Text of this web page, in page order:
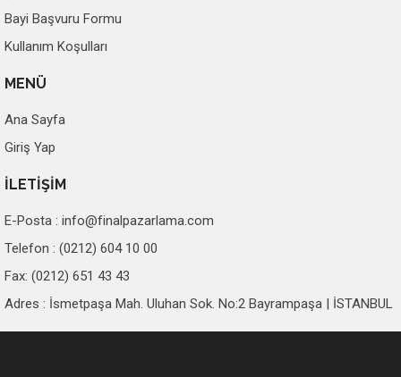
Bayi Başvuru Formu
Kullanım Koşulları
MENÜ
Ana Sayfa
Giriş Yap
İLETİŞİM
E-Posta : info@finalpazarlama.com
Telefon : (0212) 604 10 00
Fax: (0212) 651 43 43
Adres : İsmetpaşa Mah. Uluhan Sok. No:2 Bayrampaşa | İSTANBUL